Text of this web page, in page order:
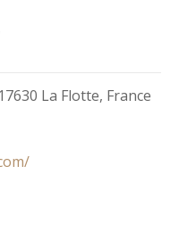
La Flotte, France